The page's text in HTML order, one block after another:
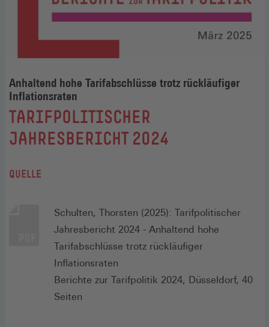
Anhaltend hohe Tarifabschlüsse trotz rückläufiger
Inflationsraten
:
TARIFPOLITISCHER
JAHRESBERICHT 2024
QUELLE
Schulten, Thorsten (2025): Tarifpolitischer
Jahresbericht 2024 - Anhaltend hohe
Tarifabschlüsse trotz rückläufiger
Inflationsraten
Berichte zur Tarifpolitik 2024, Düsseldorf, 40
Seiten